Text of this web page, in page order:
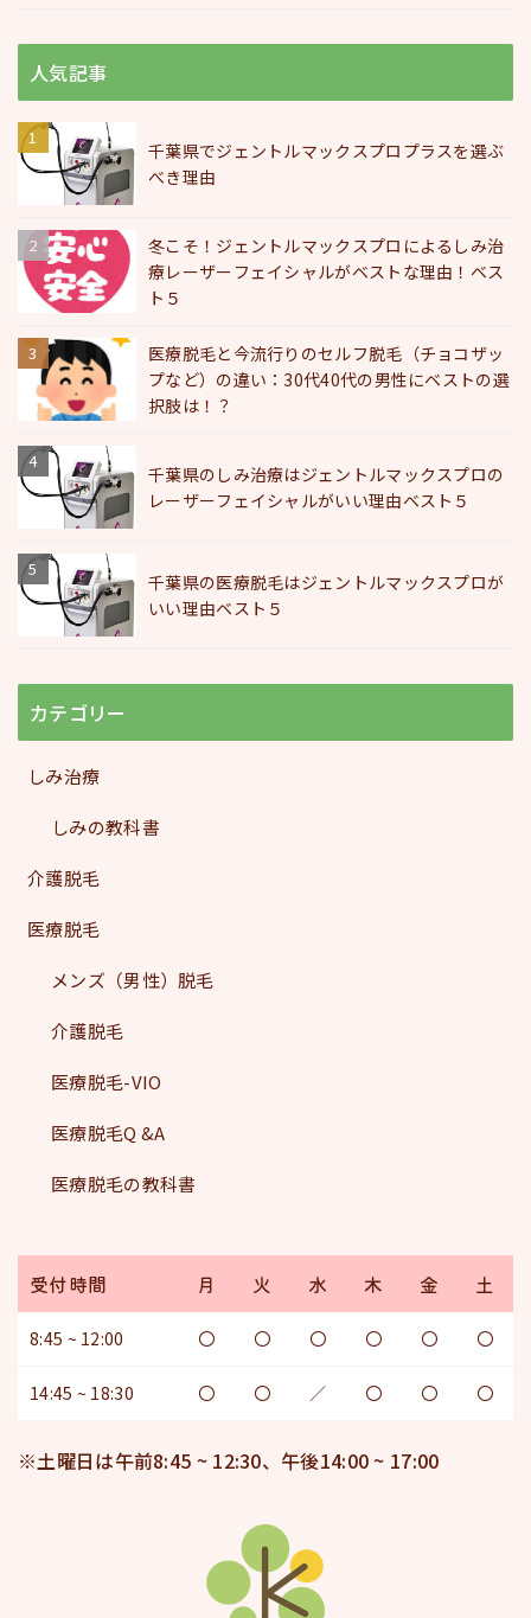
人気記事
千葉県でジェントルマックスプロプラスを選ぶ
べき理由
冬こそ！ジェントルマックスプロによるしみ治
療レーザーフェイシャルがベストな理由！ベス
ト５
医療脱毛と今流行りのセルフ脱毛（チョコザッ
プなど）の違い：30代40代の男性にベストの選
択肢は！？
千葉県のしみ治療はジェントルマックスプロの
レーザーフェイシャルがいい理由ベスト５
千葉県の医療脱毛はジェントルマックスプロが
いい理由ベスト５
カテゴリー
しみ治療
しみの教科書
介護脱毛
医療脱毛
メンズ（男性）脱毛
介護脱毛
医療脱毛-VIO
医療脱毛Q &A
医療脱毛の教科書
受付時間 月 火 水 木 金 土
8:45 ~ 12:00 〇 〇 〇 〇 〇 〇
14:45 ~ 18:30 〇 〇 ／ 〇 〇 〇
※土曜日は午前8:45 ~ 12:30、午後14:00 ~ 17:00